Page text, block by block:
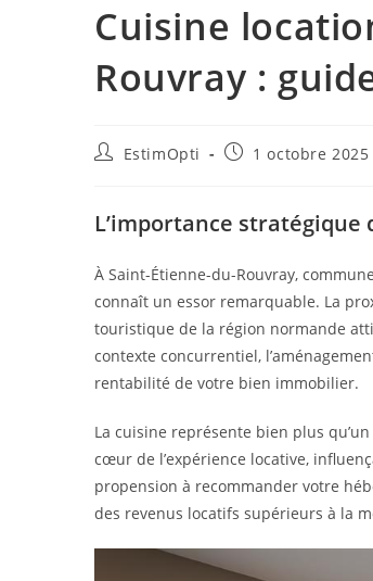
Cuisine
Rouvray :
EstimOpti 1 octobre 2025
L’importance
À Saint-Étienne-du-Rouvray,
connaît un essor remarquable. La
touristique de la région normande
contexte concurrentiel,
rentabilité de votre bien immobilier.
La cuisine représente bien plus
cœur de l’expérience locative,
propension à recommander votre
des revenus locatifs supérieurs à la